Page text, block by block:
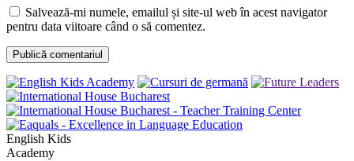
Salvează-mi numele, emailul și site-ul web în acest navigator
pentru data viitoare când o să comentez.
English Kids
Academy